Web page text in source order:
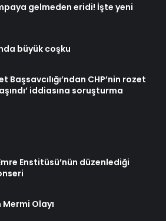
gelmeden eridi! İşte yeni
büyük coşku
CHP’nin rozet
iddiasına soruşturma
Enstitüsü’nün düzenlediği
Olayı